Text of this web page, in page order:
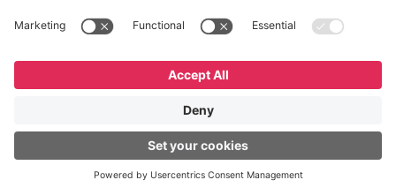
CEO
uma solução 360°, que permite
logística reversa. Podemos
verificar, analisar, recondicionar e
reintegrar equipamentos à cadeia,